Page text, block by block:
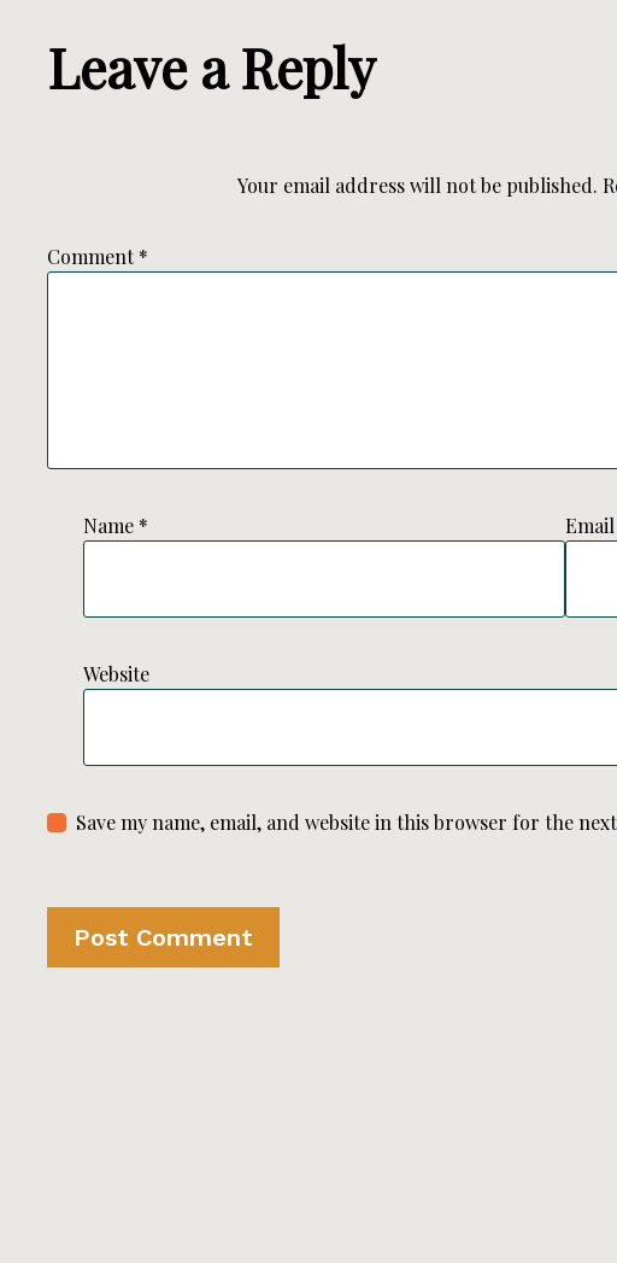
Leave a Reply
Your email address will not be published.
Comment*
Name * Email
Website
Save my name, email, and website in this browser for the